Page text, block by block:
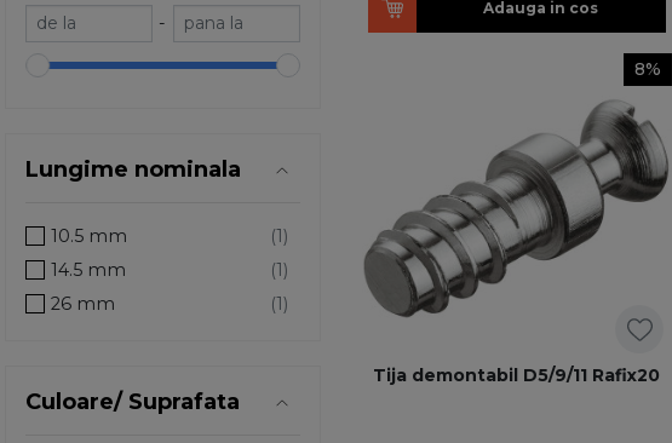
-
Lungime nominala
10.5 mm
14.5 mm
26 mm
Culoare/ Suprafata
Adauga in cos
8%
Tija demontabil D5/9/11 Rafix20